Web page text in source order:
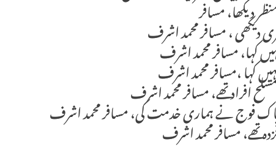
دیکھا، مسافر
دیکھی ، مسافر محمد اشرف
کہا، مسافر محمد اشرف
کہا ،مسافر محمد اشرف
پاک فوج نے ہماری خدمت کی، مسافر محمد اشرف
تھے، مسافر محمد اشرف